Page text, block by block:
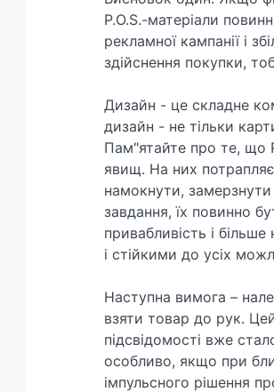
P.O.S.-матеріали
рекламної кампанії і
здійснення покупки,
Дизайн - це складне
дизайн - не тільки
Пам"ятайте про те, що
явищ. На них
намокнути, замерзнути
завдання, їх повинно
привабливість і
і стійкими до усіх
Наступна вимога –
взяти товар до рук.
підсвідомості вже
особливо, якщо при
імпульсного рішення